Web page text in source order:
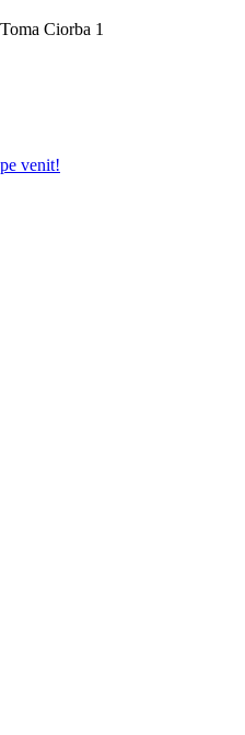
Ciorba 1
venit!